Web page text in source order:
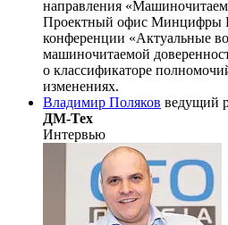
направления
Проектный офис Минцифры
конференции «Актуальные
машиночитаемой
о классификаторе
изменениях.
Владимир Поляков ведущий
ДМ-Тех
Интервью